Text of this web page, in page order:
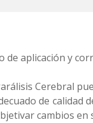
aplicación y
Cerebral
de calidad
cambios en